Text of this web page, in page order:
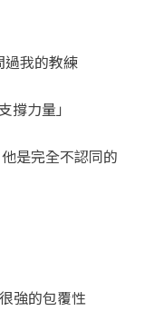
我的教練
撐力量」
是完全不認同的
強的包覆性